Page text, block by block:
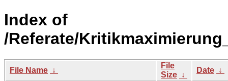
Index of
/Referate/
File Name ↓
File
Size ↓
Date ↓